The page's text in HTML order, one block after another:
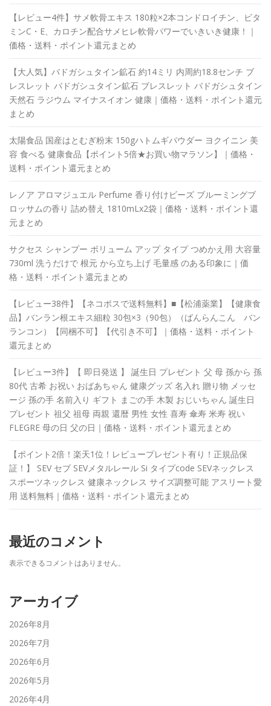
【レビュー4件】サメ軟骨エキス 180粒×2本コンドロイチン、ビタ
ミンC・E、カロチン配合サメヒレ軟骨パワーでいきいき健康！｜
価格・送料・ポイント還元まとめ
【大人気】バドガシュタイン鉱石 約14ミリ 内周約18.8センチ ブ
レスレット バドガシュタイン鉱石 ブレスレット バドガシュタイン
天然石 ラジウム マイナスイオン 健康｜価格・送料・ポイント還元
まとめ
太陽食品 国産はとむぎ粉末 150gハトムギパウダー ヨクイニン 美
容 食べる 健康食品【ポイント5倍★お買い物マラソン】｜価格・
送料・ポイント還元まとめ
レノア アロマジュエル Perfume 香り付けビーズ ブルーミングブ
ロッサムの香り 詰め替え 1810mLx2袋｜価格・送料・ポイント還
元まとめ
サクセス シャンプー ボリューム アップ タイプ つめかえ用 大容量
730ml 洗うだけで 根元 から立ち上げ 毛量感 のある印象に｜価
格・送料・ポイント還元まとめ
【レビュー38件】【ネコポスで送料無料】■【松浦薬業】【健康食
品】バンラン根エキス細粒 30包×3（90包）（ばんらんこん バン
ランコン）【同梱不可】【代引き不可】｜価格・送料・ポイント
還元まとめ
【レビュー3件】【 即日発送 】 誕生日 プレゼント 父 母 孫から 孫
80代 古希 お祝い おばあちゃん 健康グッズ 名入れ 贈り物 メッセ
ージ 孫の手 名前入り ギフト まごの手 木製 おじいちゃん 誕生日
プレゼント 祖父 祖母 両親 還暦 男性 女性 喜寿 傘寿 米寿 祝い
FLEGRE 母の日 父の日｜価格・送料・ポイント還元まとめ
【ポイント2倍！楽天1位！レビュープレゼント有り！正規品保
証！】 SEV セブ SEVメタルレール Si タイプcode SEVネックレス
スポーツネックレス 健康ネックレス サイズ調整可能 アスリート愛
用 送料無料｜価格・送料・ポイント還元まとめ
最近のコメント
表示できるコメントはありません。
アーカイブ
2026年8月
2026年7月
2026年6月
2026年5月
2026年4月